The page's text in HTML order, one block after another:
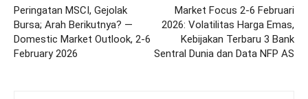
Peringatan MSCI, Gejolak
Bursa; Arah Berikutnya? —
Domestic Market Outlook, 2-6
February 2026
Market Focus 2-6 Februari
2026: Volatilitas Harga Emas,
Kebijakan Terbaru 3 Bank
Sentral Dunia dan Data NFP AS